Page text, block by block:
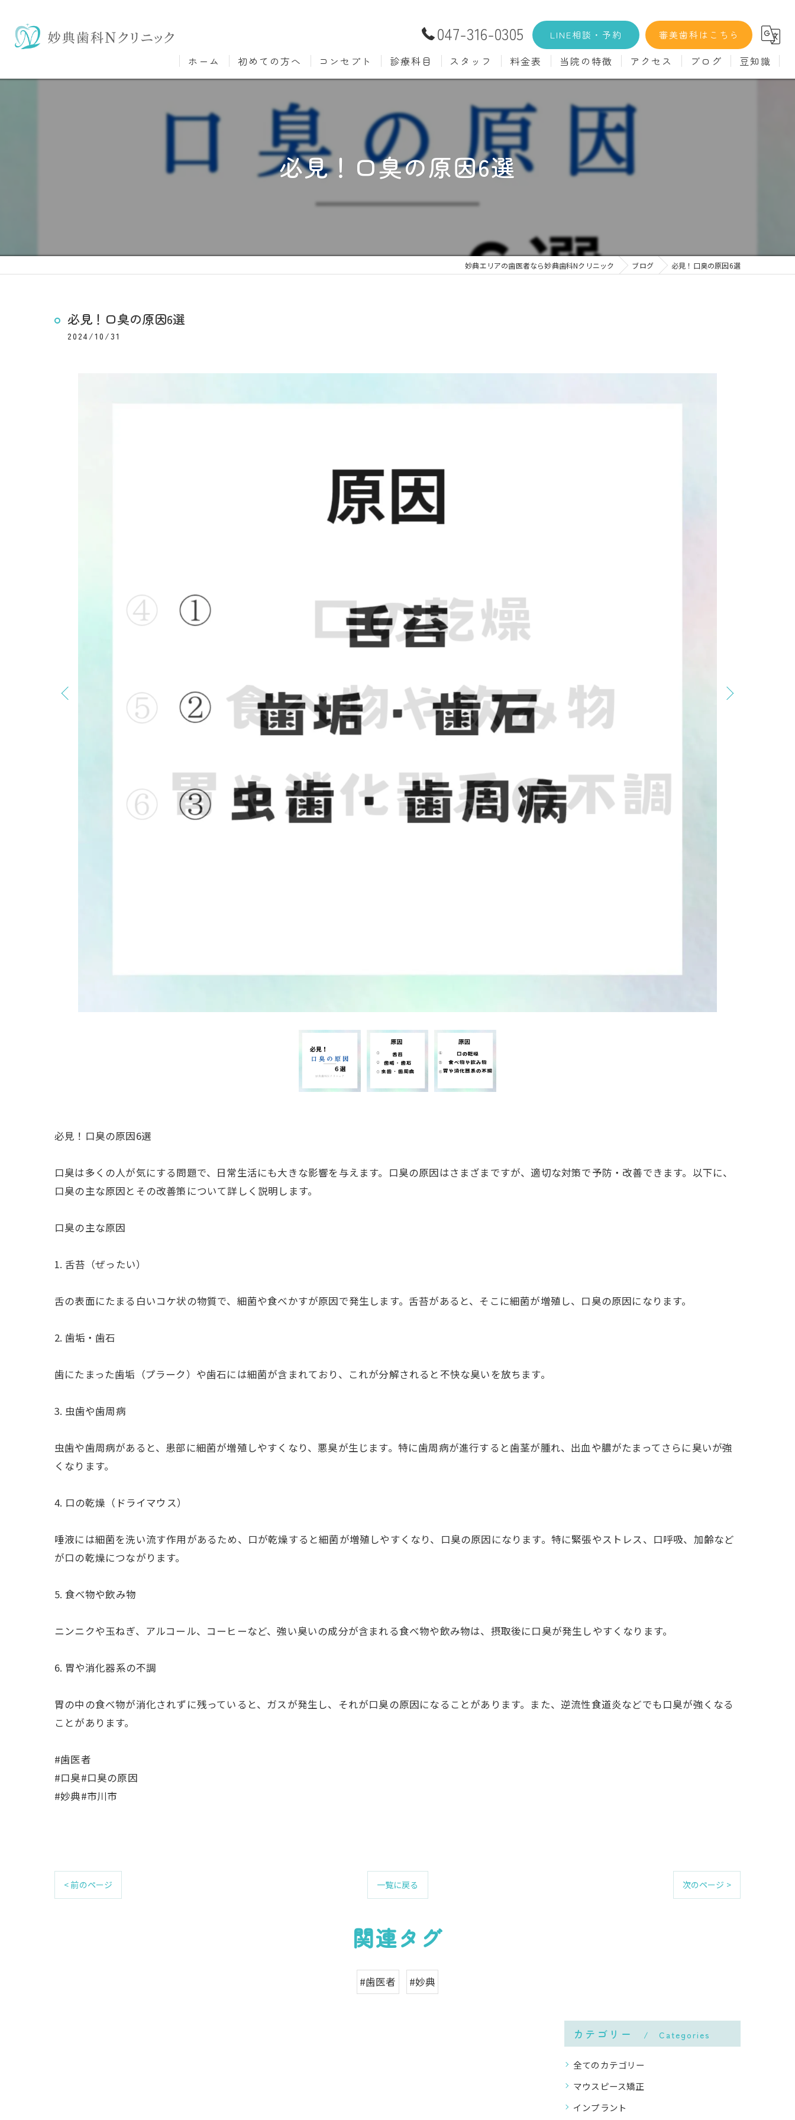
047-316-0305 LINE相談・予約 審美歯科はこちら
ホーム 初めての方へ コンセプト 診療科目
小児歯科 入れ歯(義歯)
口腔外科 歯周病治療
ホワイトニング 歯科検診
審美歯科
親知らず
子どもの矯正
スタッフ 料金表
自費診療料金
当院の特徴
インプラント
セラミック
施設基準
アクセス ブログ 豆知識
必見！口臭の原因6選
妙典エリアの歯医者なら妙典歯科Nクリニック ブログ 必見！口臭の原因6選
必見！口臭の原因6選
2024/10/31
必見！口臭の原因6選
口臭は多くの人が気にする問題で、日常生活にも大きな影響を与えます。口臭の原因はさまざまですが、適切な対策で予防・改善できます。以下に、
口臭の主な原因とその改善策について詳しく説明します。
口臭の主な原因
1. 舌苔（ぜったい）
舌の表面にたまる白いコケ状の物質で、細菌や食べかすが原因で発生します。舌苔があると、そこに細菌が増殖し、口臭の原因になります。
2. 歯垢・歯石
歯にたまった歯垢（プラーク）や歯石には細菌が含まれており、これが分解されると不快な臭いを放ちます。
3. 虫歯や歯周病
虫歯や歯周病があると、患部に細菌が増殖しやすくなり、悪臭が生じます。特に歯周病が進行すると歯茎が腫れ、出血や膿がたまってさらに臭いが強
くなります。
4. 口の乾燥（ドライマウス）
唾液には細菌を洗い流す作用があるため、口が乾燥すると細菌が増殖しやすくなり、口臭の原因になります。特に緊張やストレス、口呼吸、加齢など
が口の乾燥につながります。
5. 食べ物や飲み物
ニンニクや玉ねぎ、アルコール、コーヒーなど、強い臭いの成分が含まれる食べ物や飲み物は、摂取後に口臭が発生しやすくなります。
6. 胃や消化器系の不調
胃の中の食べ物が消化されずに残っていると、ガスが発生し、それが口臭の原因になることがあります。また、逆流性食道炎などでも口臭が強くなる
ことがあります。
#歯医者
#口臭#口臭の原因
#妙典#市川市
< 前のページ 一覧に戻る 次のページ >
関連タグ
#歯医者 #妙典
カテゴリー Categories
全てのカテゴリー
マウスピース矯正
インプラント